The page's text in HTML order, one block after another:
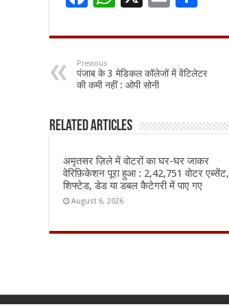
e
b
o
k
at
sA
p
ai
l
ar
Previous
पंजाब के 3 मेडिकल कॉलेजों में वेंटिलेटर
की कमी नहीं : ओपी सोनी
Related Articles
अमृतसर ज़िले में वोटरों का घर-घर जाकर
वेरिफ़िकेशन पूरा हुआ : 2,42,751 वोटर एब्सेंट,
शिफ्टेड, डेड या डबल कैटेगरी में पाए गए
August 6, 2026